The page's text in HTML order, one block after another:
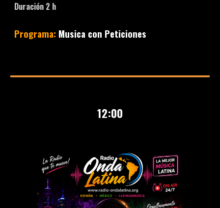
Duración 2 h
Programa: Musica con Peticiones
12:00